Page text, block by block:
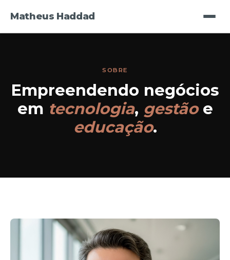
Matheus Haddad
PALESTRAS
MENTORIA
CONTATO
SOBRE
Empreendendo negócios
em tecnologia, gestãoe
educação.